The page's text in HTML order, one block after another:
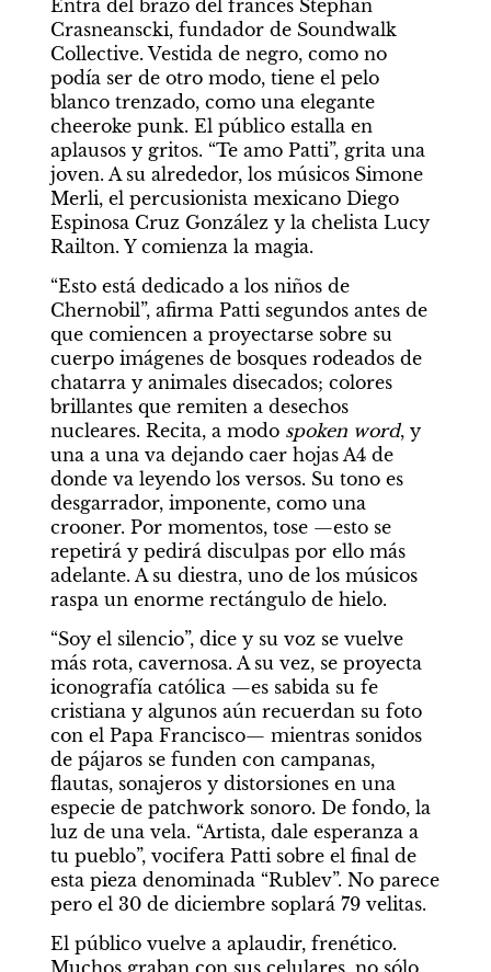
Entra del brazo del francés Stephan
Crasneanscki, fundador de Soundwalk
Collective. Vestida de negro, como no
podía ser de otro modo, tiene el pelo
blanco trenzado, como una elegante
cheeroke punk. El público estalla en
aplausos y gritos. “Te amo Patti”, grita una
joven. A su alrededor, los músicos Simone
Merli, el percusionista mexicano Diego
Espinosa Cruz González y la chelista Lucy
Railton. Y comienza la magia.
“Esto está dedicado a los niños de
Chernobil”, afirma Patti segundos antes de
que comiencen a proyectarse sobre su
cuerpo imágenes de bosques rodeados de
chatarra y animales disecados; colores
brillantes que remiten a desechos
nucleares. Recita, a modo spoken word, y
una a una va dejando caer hojas A4 de
donde va leyendo los versos. Su tono es
desgarrador, imponente, como una
crooner. Por momentos, tose —esto se
repetirá y pedirá disculpas por ello más
adelante. A su diestra, uno de los músicos
raspa un enorme rectángulo de hielo.
“Soy el silencio”, dice y su voz se vuelve
más rota, cavernosa. A su vez, se proyecta
iconografía católica —es sabida su fe
cristiana y algunos aún recuerdan su foto
con el Papa Francisco— mientras sonidos
de pájaros se funden con campanas,
flautas, sonajeros y distorsiones en una
especie de patchwork sonoro. De fondo, la
luz de una vela. “Artista, dale esperanza a
tu pueblo”, vocifera Patti sobre el final de
esta pieza denominada “Rublev”. No parece
pero el 30 de diciembre soplará 79 velitas.
El público vuelve a aplaudir, frenético.
Muchos graban con sus celulares, no sólo